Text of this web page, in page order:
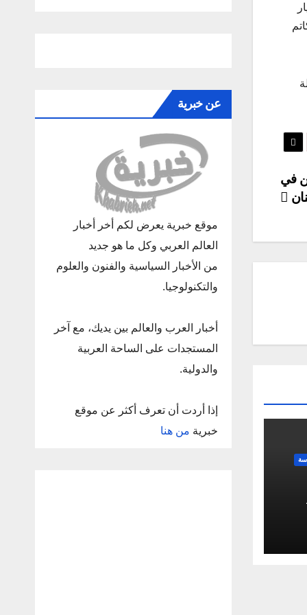
عراقية أيضاُ، قتلت بطلق ناري ضمن المخيم، بالإضافة لجريمة في 8 أيار
في
عن خبرية
موقع خبرية يعرض لكم أخر أخبار
العالم العربي وكل ما هو جديد
من الأخبار السياسية والفنون والعلوم
والتكنولوجيا.
أخبار العرب والعالم بين يديك، مع آخر
المستجدات على الساحة العربية
والدولية.
إذا أردت أن تعرف أكثر عن موقع
خبرية من هنا